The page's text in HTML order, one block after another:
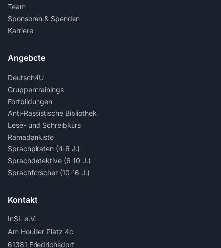
Team
Sponsoren & Spenden
Karriere
Angebote
Deutsch4U
Gruppentrainings
Fortbildungen
Anti-Rassistische Bibliothek
Lese- und Schreibkurs
Ramadankiste
Sprachpiraten (4‑6 J.)
Sprachdetektive (6‑10 J.)
Sprachforscher (10‑16 J.)
Kontakt
InSL e.V.
Am Houiller Platz 4c
61381 Friedrichsdorf